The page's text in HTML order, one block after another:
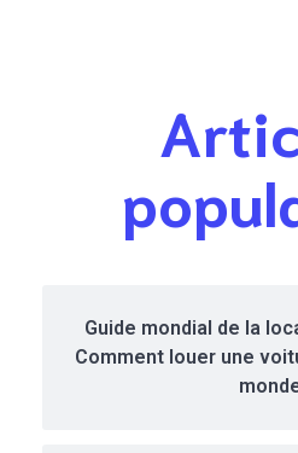
pas manquer
Guide mondial de la
Comment louer une